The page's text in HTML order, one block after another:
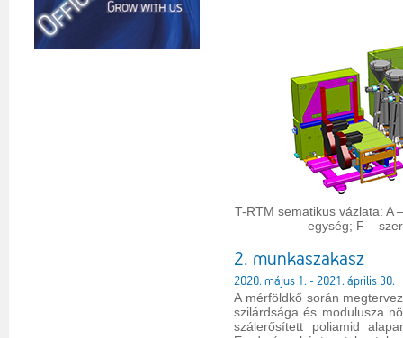
T-RTM sematikus vázlata: A
egység; F –
2. munkaszakasz
2020. május 1. - 2021. április 30.
A mérföldkő során
szilárdsága és modulusza
szálerősített poliamid